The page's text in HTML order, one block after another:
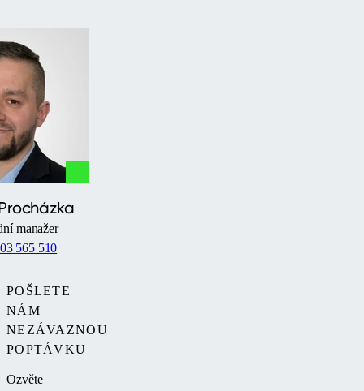
POŠLETE
NÁM
NEZÁVAZNOU
POPTÁVKU
Ozvěte
manažer
565 510